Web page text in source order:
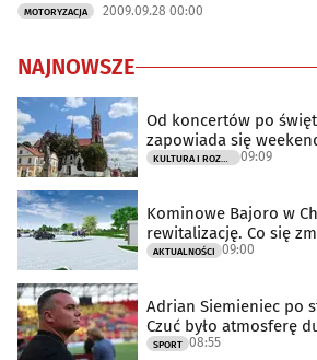
MOTORYZACJA 2009.09.28 00:00
NAJNOWSZE
Od koncertów po
zapowiada się
09:09
Kominowe Bajoro w
rewitalizację. Co się
AKTUALNOŚCI 09:00
Adrian Siemieniec po
Czuć było atmosferę
SPORT 08:55